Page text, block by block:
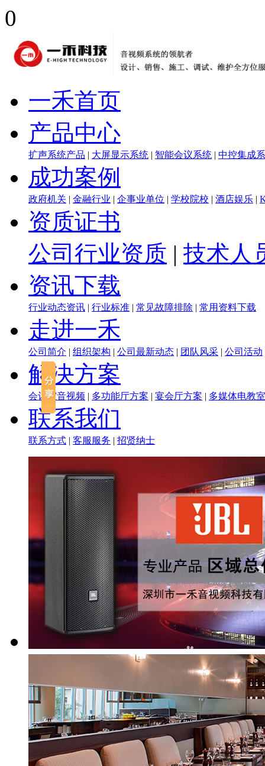
0
一禾首页
产品中心
扩声系统产品 | 大屏显示系统 | 智能会议系统 | 中控集成
成功案例
政府机关 | 金融行业 | 企事业单位 | 学校院校 | 酒店娱乐 |
资质证书
公司行业资质 | 技术人
资讯下载
行业动态资讯 | 行业标准 | 常见故障排除 | 常用资料下载
走进一禾
公司简介 | 组织架构 | 公司最新动态 | 团队风采 | 公司活动
解决方案
会议室音视频 | 多功能厅方案 | 宴会厅方案 | 多媒体电教室
联系我们
联系方式 | 客服服务 | 招贤纳士